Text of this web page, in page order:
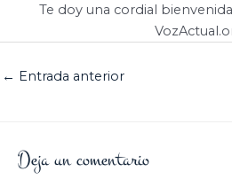
Te doy una cordial
← Entrada anterior
Deja un comentario